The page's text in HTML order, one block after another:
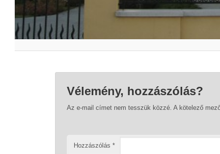
Vélemény, hozzászólás?
Az e-mail címet nem tesszük közzé. A kötelező
Hozzászólás *